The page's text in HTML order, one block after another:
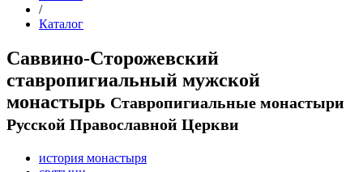
/
Каталог
Саввино-Сторожевский
ставропигиальный мужской
монастырь Ставропигиальные монастыри
Русской Православной Церкви
история монастыря